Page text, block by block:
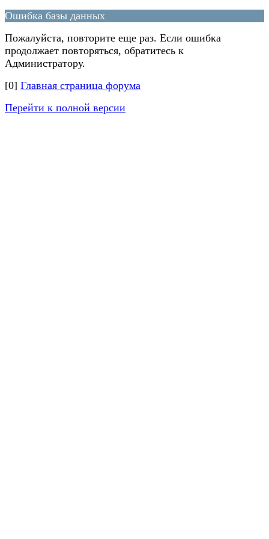
Ошибка базы данных
Пожалуйста, повторите еще раз. Если ошибка
продолжает повторяться, обратитесь к
Администратору.
[0] Главная страница форума
Перейти к полной версии